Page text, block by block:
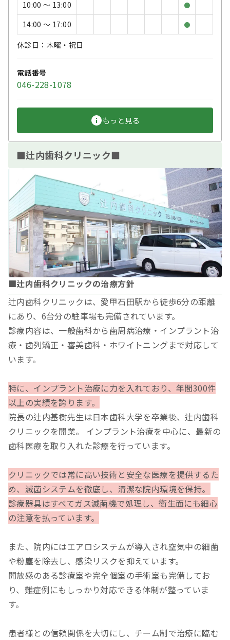
10:00 〜 13:00 ●
14:00 〜 17:00 ●
休診日：木曜・祝日
電話番号
046-228-1078
もっと見る
■辻内歯科クリニック■
■辻内歯科クリニックの治療方針
辻内歯科クリニックは、愛甲石田駅から徒歩6分の距離
にあり、6台分の駐車場も完備されています。
診療内容は、一般歯科から歯周病治療・インプラント治
療・歯列矯正・審美歯科・ホワイトニングまで対応して
います。
特に、インプラント治療に力を入れており、年間300件
以上の実績を誇ります。
院長の辻内基樹先生は日本歯科大学を卒業後、辻内歯科
クリニックを開業。 インプラント治療を中心に、最新の
歯科医療を取り入れた診療を行っています。
クリニックでは常に高い技術と安全な医療を提供するた
め、滅菌システムを徹底し、清潔な院内環境を保持。
診療器具はすべてガス滅菌機で処理し、衛生面にも細心
の注意を払っています。
また、院内にはエアロシステムが導入され空気中の細菌
や粉塵を除去し、感染リスクを抑えています。
開放感のある診療室や完全個室の手術室も完備してお
り、難症例にもしっかり対応できる体制が整っていま
す。
患者様との信頼関係を大切にし、チーム制で治療に臨む